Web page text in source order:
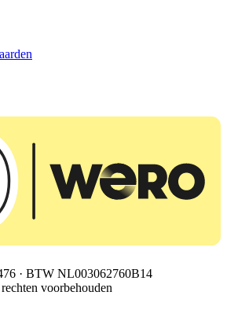
· BTW NL003062760B14
voorbehouden